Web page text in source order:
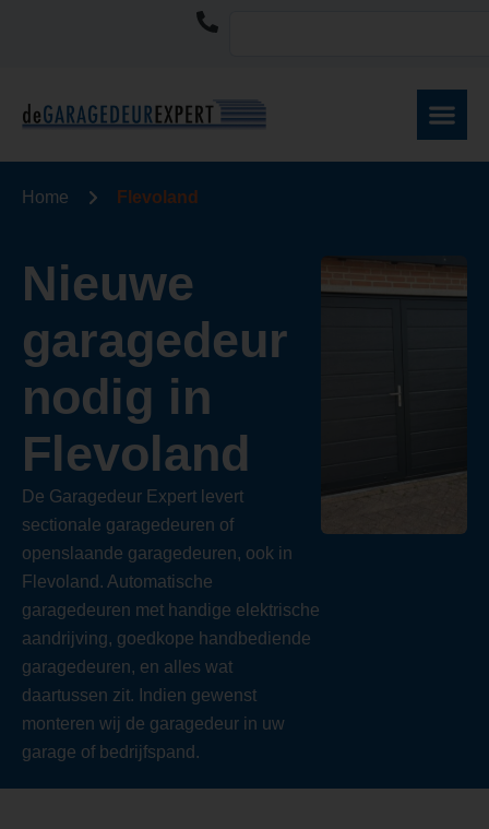
Home Flevoland
Nieuwe
garagedeur
nodig in
Flevoland
De Garagedeur Expert levert
sectionale garagedeuren of
openslaande garagedeuren, ook in
Flevoland. Automatische
garagedeuren met handige elektrische
aandrijving, goedkope handbediende
garagedeuren, en alles wat
daartussen zit. Indien gewenst
monteren wij de garagedeur in uw
garage of bedrijfspand.